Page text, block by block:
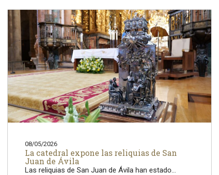
08/05/2026
La catedral expone las reliquias de San
Juan de Ávila
Las reliquias de San Juan de Ávila han estado...